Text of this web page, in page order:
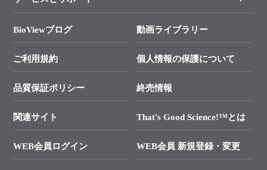
タカラバイオ各種会員募集のお知らせ
終売製品のお知らせ
価格改定のご案内
技術セミナーのご案内
タカラバイオ発表文献
幹細胞・再生医療研究ガイド
クローニング実験ガイド
SMARTer NGSポータルサイト
プライマー設計
制限酵素切断サイトの検索
総合お問い合わせ
├ 実験コンシェルジュ
├ 受託サービスお問い合わせ
BioViewブログ 動画ライブラリー
ご利用規約 個人情報の保護について
品質保証ポリシー 終売情報
関連サイト That's Good Science!™とは
WEB会員ログイン WEB会員 新規登録・変更